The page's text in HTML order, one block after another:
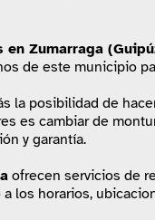
Zumarraga
de este municipio
la posibilidad de
es cambiar de
y garantía.
ofrecen servicios de
los horarios,